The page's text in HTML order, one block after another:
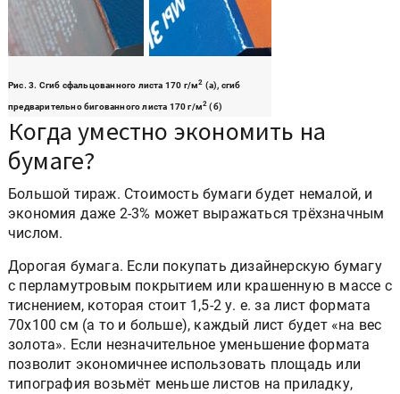
Рис. 3. Сгиб сфальцованного листа 170 г/м2 (а), сгиб
предварительно бигованного листа 170 г/м2 (б)
Когда уместно экономить на
бумаге?
Большой тираж. Cтоимость бумаги будет немалой, и
экономия даже 2-3% может выражаться трёхзначным
числом.
Дорогая бумага. Если покупать дизайнерскую бумагу
с перламутровым покрытием или крашенную в массе с
тиснением, которая стоит 1,5-2 у. е. за лист формата
70x100 см (а то и больше), каждый лист будет «на вес
золота». Если незначительное уменьшение формата
позволит экономичнее использовать площадь или
типография возьмёт меньше листов на приладку,